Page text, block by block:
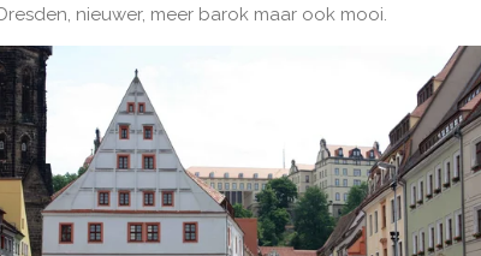
nieuwer, meer barok maar ook mooi.